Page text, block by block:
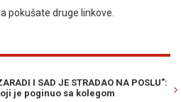
pokušate druge linkove.
I SAD JE STRADAO NA POSLU":
je poginuo sa kolegom